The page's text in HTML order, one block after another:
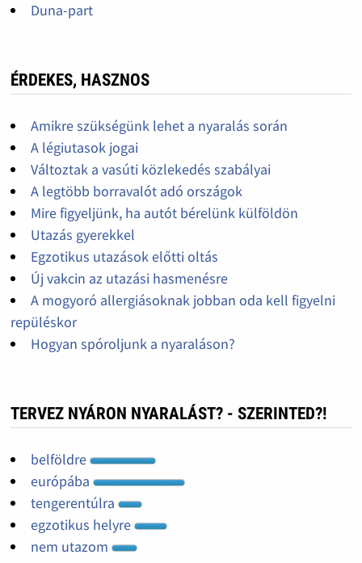
Duna-part
ÉRDEKES, HASZNOS
Amikre szükségünk lehet a nyaralás során
A légiutasok jogai
Változtak a vasúti közlekedés szabályai
A legtöbb borravalót adó országok
Mire figyeljünk, ha autót bérelünk külföldön
Utazás gyerekkel
Egzotikus utazások előtti oltás
Új vakcin az utazási hasmenésre
A mogyoró allergiásoknak jobban oda kell figyelni
repüléskor
Hogyan spóroljunk a nyaraláson?
TERVEZ NYÁRON NYARALÁST? - SZERINTED?!
belföldre
európába
tengerentúlra
egzotikus helyre
nem utazom